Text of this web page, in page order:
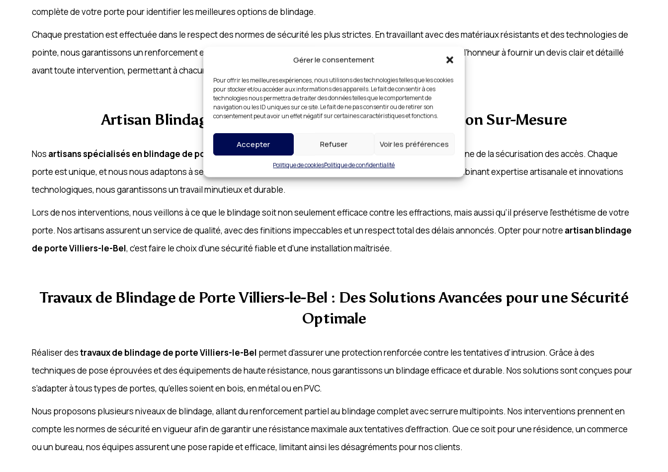
Gérer le consentement
Pour offrir les meilleures expériences, nous utilisons des technologies telles que les cookies
pour stocker et/ou accéder aux informations des appareils. Le fait de consentir à ces
technologies nous permettra de traiter des données telles que le comportement de
navigation ou les ID uniques sur ce site. Le fait de ne pas consentir ou de retirer son
consentement peut avoir un effet négatif sur certaines caractéristiques et fonctions.
Accepter Refuser Voir les préférences
Politique de cookiesPolitique de confidentialité
complète de votre porte pour identifier les meilleures options de blindage.
Chaque prestation est effectuée dans le respect des normes de sécurité les plus strictes. En travaillant avec des matériaux résistants et des technologies de
pointe, nous garantissons un renforcement efficace contre les tentatives d’effraction. Notre équipe met un point d’honneur à fournir un devis clair et détaillé
avant toute intervention, permettant à chacun de choisir la solution la plus adaptée à son budget et à ses besoins.
Artisan Blindage de Porte Villiers-le-Bel : Une Protection Sur-Mesure
Nos artisans spécialisés en blindage de porte Villiers-le-Belpossèdent un savoir-faire reconnu dans le domaine de la sécurisation des accès. Chaque
porte est unique, et nous nous adaptons à ses spécificités pour assurer un blindage parfaitement intégré. En combinant expertise artisanale et innovations
technologiques, nous garantissons un travail minutieux et durable.
Lors de nos interventions, nous veillons à ce que le blindage soit non seulement efficace contre les effractions, mais aussi qu’il préserve l’esthétisme de votre
porte. Nos artisans assurent un service de qualité, avec des finitions impeccables et un respect total des délais annoncés. Opter pour notre artisan blindage
de porte Villiers-le-Bel, c’est faire le choix d’une sécurité fiable et d’une installation maîtrisée.
Travaux de Blindage de Porte Villiers-le-Bel : Des Solutions Avancées pour une Sécurité
Optimale
Réaliser destravaux de blindage de porte Villiers-le-Bel permet d’assurer une protection renforcée contre les tentatives d’intrusion. Grâce à des
techniques de pose éprouvées et des équipements de haute résistance, nous garantissons un blindage efficace et durable. Nos solutions sont conçues pour
s’adapter à tous types de portes, qu’elles soient en bois, en métal ou en PVC.
Nous proposons plusieurs niveaux de blindage, allant du renforcement partiel au blindage complet avec serrure multipoints. Nos interventions prennent en
compte les normes de sécurité en vigueur afin de garantir une résistance maximale aux tentatives d’effraction. Que ce soit pour une résidence, un commerce
ou un bureau, nos équipes assurent une pose rapide et efficace, limitant ainsi les désagréments pour nos clients.